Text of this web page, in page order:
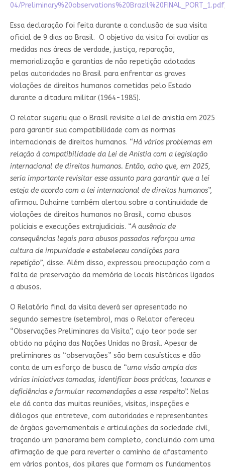
04/Preliminary%20observations%20Brazil%20FINAL_PORT_1.pdf
Essa declaração foi feita durante a conclusão de sua visita
oficial de 9 dias ao Brasil. O objetivo da visita foi avaliar as
medidas nas áreas de verdade, justiça, reparação,
memorialização e garantias de não repetição adotadas
pelas autoridades no Brasil para enfrentar as graves
violações de direitos humanos cometidas pelo Estado
durante a ditadura militar (1964-1985).
O relator sugeriu que o Brasil revisite a lei de anistia em 2025
para garantir sua compatibilidade com as normas
internacionais de direitos humanos. “Há vários problemas em
relação à compatibilidade da Lei de Anistia com a legislação
internacional de direitos humanos. Então, acho que, em 2025,
seria importante revisitar esse assunto para garantir que a lei
esteja de acordo com a lei internacional de direitos humanos”,
afirmou. Duhaime também alertou sobre a continuidade de
violações de direitos humanos no Brasil, como abusos
policiais e execuções extrajudiciais. “A ausência de
consequências legais para abusos passados ​​reforçou uma
cultura de impunidade e estabeleceu condições para
repetição”, disse. Além disso, expressou preocupação com a
falta de preservação da memória de locais históricos ligados
a abusos.
O Relatório final da visita deverá ser apresentado no
segundo semestre (setembro), mas o Relator ofereceu
“Observações Preliminares da Visita”, cujo teor pode ser
obtido na página das Nações Unidas no Brasil. Apesar de
preliminares as “observações” são bem casuísticas e dão
conta de um esforço de busca de “uma visão ampla das
várias iniciativas tomadas, identificar boas práticas, lacunas e
deficiências e formular recomendações a esse respeito”. Nelas
ele dá conta das muitas reuniões, visitas, inspeções e
diálogos que entreteve, com autoridades e representantes
de órgãos governamentais e articulações da sociedade civil,
traçando um panorama bem completo, concluindo com uma
afirmação de que para reverter o caminho de afastamento
em vários pontos, dos pilares que formam os fundamentos